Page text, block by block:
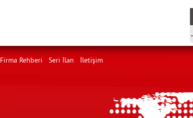
Firma Rehberi Seri İlan İletişim